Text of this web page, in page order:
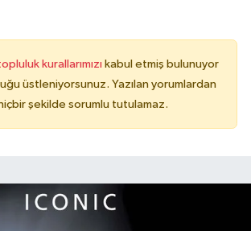
kurallarımızı kabul etmiş bulunuyor
üstleniyorsunuz. Yazılan yorumlardan
şekilde sorumlu tutulamaz.